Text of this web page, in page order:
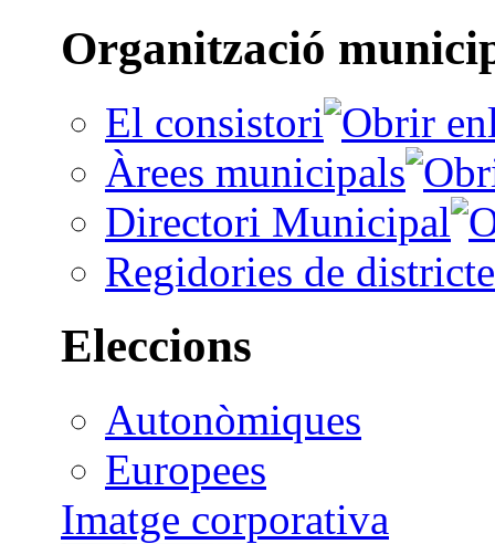
Organització
El consistori
Àrees municipals
Directori Municipal
Regidories de districte
Eleccions
Autonòmiques
Europees
Imatge corporativa